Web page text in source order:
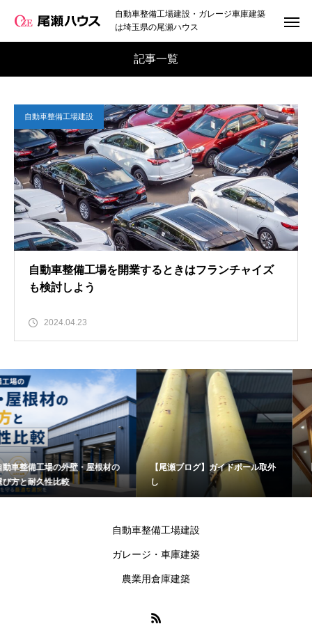
自動車整備工場建設・ガレージ車庫建築
は埼玉県の尾瀬ハウス
記事一覧
自動車整備工場建設
自動車整備工場を開業するときはフランチャイズ
も検討しよう
2024.04.23
屋根材の
【尾瀬ブログ】ガイドポール取外
し
【尾瀬ブログ】役所
自動車整備工場建設
ガレージ・車庫建築
農業用倉庫建築